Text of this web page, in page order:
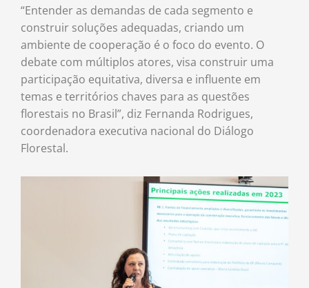
“Entender as demandas de cada segmento e
construir soluções adequadas, criando um
ambiente de cooperação é o foco do evento. O
debate com múltiplos atores, visa construir uma
participação equitativa, diversa e influente em
temas e territórios chaves para as questões
florestais no Brasil”, diz Fernanda Rodrigues,
coordenadora executiva nacional do Diálogo
Florestal.